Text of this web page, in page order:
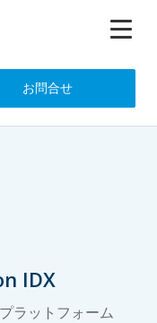
お問合せ
IDX
ラットフォーム